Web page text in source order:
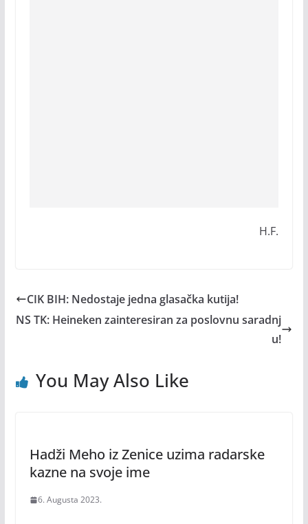
H.F.
CIK BIH: Nedostaje jedna glasačka kutija!
NS TK: Heineken zainteresiran za poslovnu saradnj
u!
You May Also Like
Hadži Meho iz Zenice uzima radarske
kazne na svoje ime
6. Augusta 2023.